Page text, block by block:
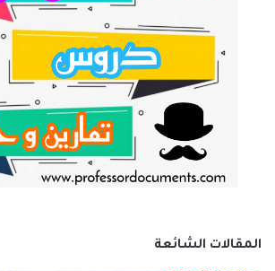
المقالات الشائعة